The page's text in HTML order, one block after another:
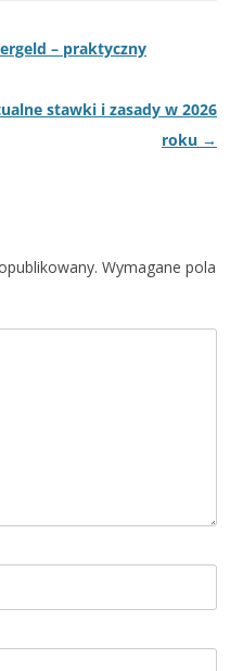
– praktyczny
stawki i zasady w 2026
roku →
Wymagane pola